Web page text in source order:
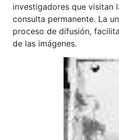
investigadores que visitan
consulta permanente. La
proceso de difusión,
de las imágenes.